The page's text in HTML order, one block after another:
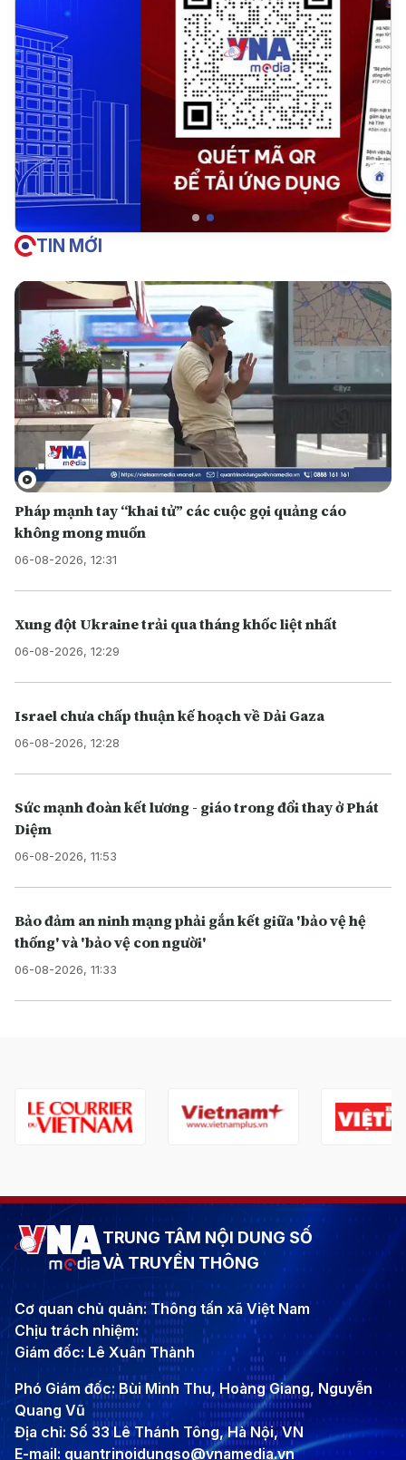
TIN MỚI
Pháp mạnh tay “khai tử” các cuộc gọi quảng cáo
không mong muốn
06-08-2026, 12:31
Xung đột Ukraine trải qua tháng khốc liệt nhất
06-08-2026, 12:29
Israel chưa chấp thuận kế hoạch về Dải Gaza
06-08-2026, 12:28
Sức mạnh đoàn kết lương - giáo trong đổi thay ở Phát
Diệm
06-08-2026, 11:53
Bảo đảm an ninh mạng phải gắn kết giữa 'bảo vệ hệ
thống' và 'bảo vệ con người'
06-08-2026, 11:33
TRUNG TÂM NỘI DUNG SỐ
VÀ TRUYỀN THÔNG
Cơ quan chủ quản: Thông tấn xã Việt Nam
Chịu trách nhiệm:
Giám đốc: Lê Xuân Thành
Phó Giám đốc: Bùi Minh Thu, Hoàng Giang, Nguyễn
Quang Vũ
Địa chỉ: Số 33 Lê Thánh Tông, Hà Nội, VN
E-mail: quantrinoidungso@vnamedia.vn